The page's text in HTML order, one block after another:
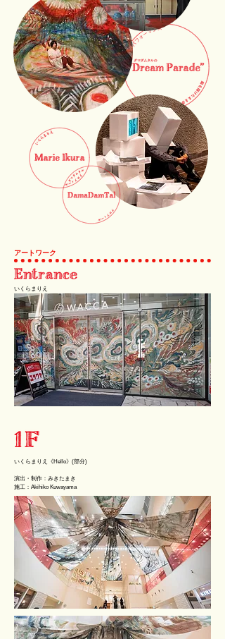
​アートワーク
​いくらまりえ
いくらまりえ 《Hello》(部分)
演出・制作：みきたまき
​施工：Akihiko Kuwayama